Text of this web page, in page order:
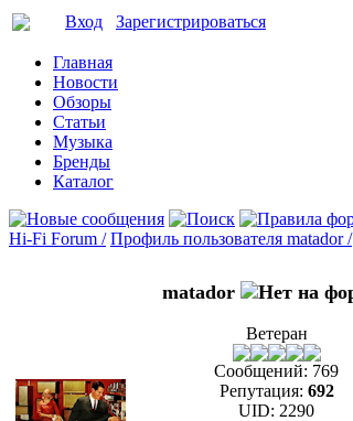
Вход Зарегистрироваться
Главная
Новости
Обзоры
Статьи
Музыка
Бренды
Каталог
Hi-Fi Forum / Профиль пользователя matador /
matador
Ветеран
Сообщений: 769
Репутация: 692
UID: 2290